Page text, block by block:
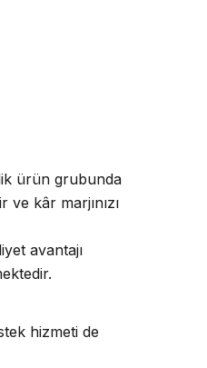
ürün grubunda
kâr marjınızı
avantajı
hizmeti de